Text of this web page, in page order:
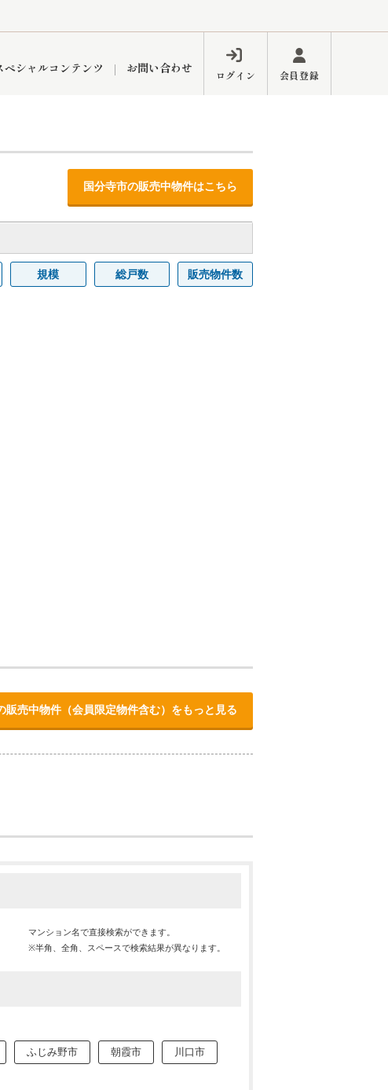
ペシャルコンテンツ お問い合わせ ログイン 会員登録
国分寺市の販売中物件はこちら
規模 総戸数 販売物件数
販売中物件（会員限定物件含む）をもっと見る
マンション名で直接検索ができます。
※半角、全角、スペースで検索結果が異なります。
ふじみ野市 朝霞市 川口市